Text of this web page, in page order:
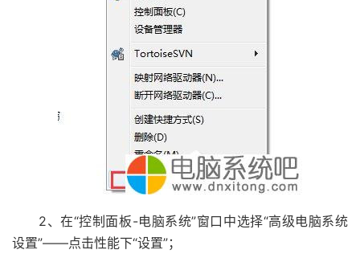
2、在“控制面板-电脑系统”窗口中选择“高级电脑系统
设置”——点击性能下“设置”；